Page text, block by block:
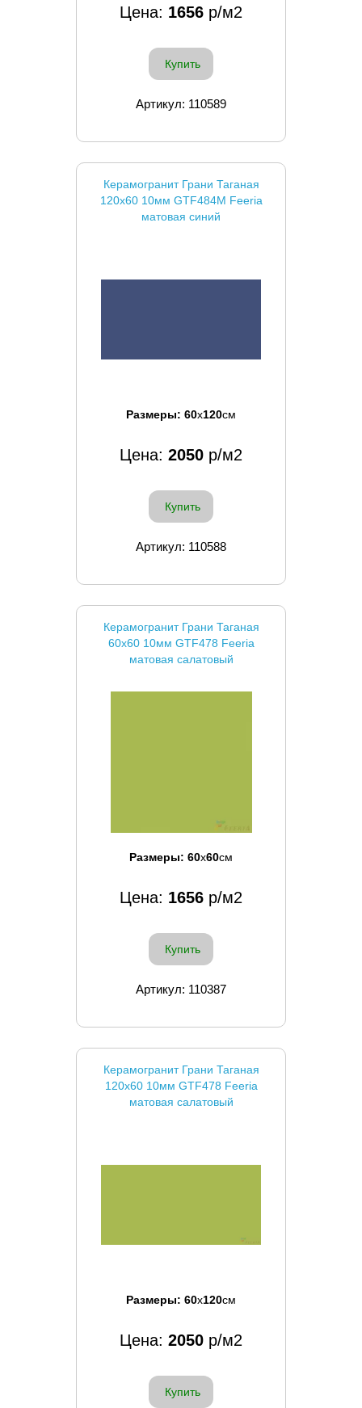
Цена: 1656 р/м2
Купить
Артикул: 110589
Керамогранит Грани Таганая
120x60 10мм GTF484М Feeria
матовая синий
Размеры: 60x120см
Цена: 2050 р/м2
Купить
Артикул: 110588
Керамогранит Грани Таганая
60x60 10мм GTF478 Feeria
матовая салатовый
Размеры: 60x60см
Цена: 1656 р/м2
Купить
Артикул: 110387
Керамогранит Грани Таганая
120x60 10мм GTF478 Feeria
матовая салатовый
Размеры: 60x120см
Цена: 2050 р/м2
Купить